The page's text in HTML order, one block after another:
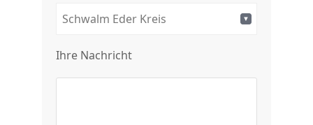
Schwalm Eder Kreis
Ihre Nachricht